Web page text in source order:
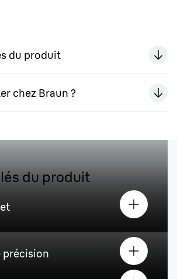
du produit
chez Braun ?
du produit
précision